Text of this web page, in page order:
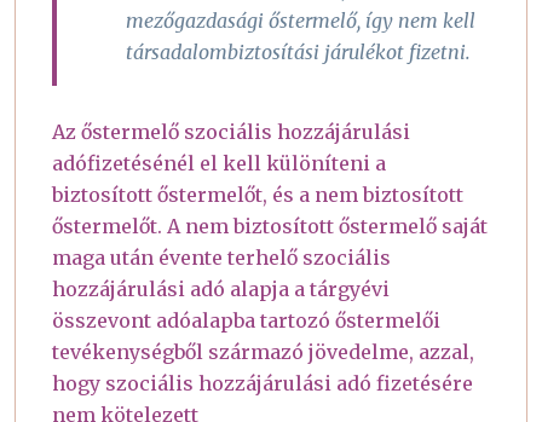
mezőgazdasági őstermelő, így nem kell
társadalombiztosítási járulékot fizetni.
Az őstermelő szociális hozzájárulási
adófizetésénél el kell különíteni a
biztosított őstermelőt, és a nem biztosított
őstermelőt. A nem biztosított őstermelő saját
maga után évente terhelő szociális
hozzájárulási adó alapja a tárgyévi
összevont adóalapba tartozó őstermelői
tevékenységből származó jövedelme, azzal,
hogy szociális hozzájárulási adó fizetésére
nem kötelezett